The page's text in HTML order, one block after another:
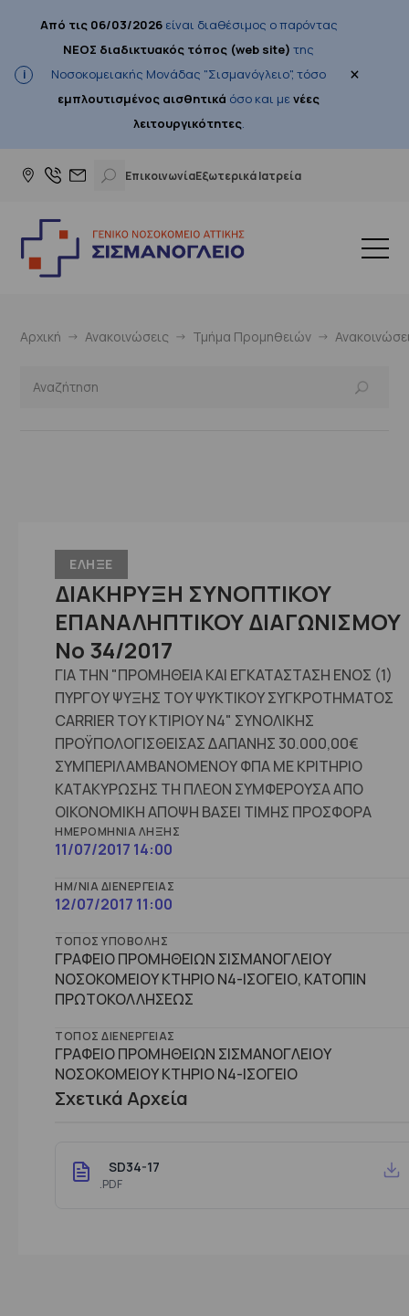
Από τις 06/03/2026είναι διαθέσιμος ο παρόντας
ΝΕΟΣ διαδικτυακός τόπος (web site) της
Νοσοκομειακής Μονάδας "Σισμανόγλειο", τόσο
εμπλουτισμένος αισθητικά όσο και μενέες
λειτουργικότητες.
×
ΕπικοινωνίαΕξωτερικά Ιατρεία
Αρχική Ανακοινώσεις Τμήμα Προμηθειών
ΕΛΗΞΕ
ΔΙΑΚΗΡΥΞΗ ΣΥΝΟΠΤΙΚΟΥ
ΕΠΑΝΑΛΗΠΤΙΚΟΥ ΔΙΑΓΩΝΙΣΜΟΥ
Νο 34/2017
ΓΙΑ ΤΗΝ "ΠΡΟΜΗΘΕΙΑ ΚΑΙ ΕΓΚΑΤΑΣΤΑΣΗ ΕΝΟΣ (1)
ΠΥΡΓΟΥ ΨΥΞΗΣ ΤΟΥ ΨΥΚΤΙΚΟΥ ΣΥΓΚΡΟΤΗΜΑΤΟΣ
CARRIER ΤΟΥ ΚΤΙΡΙΟΥ Ν4" ΣΥΝΟΛΙΚΗΣ
ΠΡΟΫΠΟΛΟΓΙΣΘΕΙΣΑΣ ΔΑΠΑΝΗΣ 30.000,00€
ΣΥΜΠΕΡΙΛΑΜΒΑΝΟΜΕΝΟΥ ΦΠΑ ΜΕ ΚΡΙΤΗΡΙΟ
ΚΑΤΑΚΥΡΩΣΗΣ ΤΗ ΠΛΕΟΝ ΣΥΜΦΕΡΟΥΣΑ ΑΠΟ
ΟΙΚΟΝΟΜΙΚΗ ΑΠΟΨΗ ΒΑΣΕΙ ΤΙΜΗΣ ΠΡΟΣΦΟΡΑ
ΗΜΕΡΟΜΗΝΊΑ ΛΉΞΗΣ
11/07/2017 14:00
ΗΜ/ΝΊΑ ΔΙΕΝΈΡΓΕΙΑΣ
12/07/2017 11:00
ΤΌΠΟΣ ΥΠΟΒΟΛΉΣ
ΓΡΑΦΕΙΟ ΠΡΟΜΗΘΕΙΩΝ ΣΙΣΜΑΝΟΓΛΕΙΟΥ
ΝΟΣΟΚΟΜΕΙΟΥ ΚΤΗΡΙΟ Ν4-ΙΣΟΓΕΙΟ, ΚΑΤΟΠΙΝ
ΠΡΩΤΟΚΟΛΛΗΣΕΩΣ
ΤΌΠΟΣ ΔΙΕΝΈΡΓΕΙΑΣ
ΓΡΑΦΕΙΟ ΠΡΟΜΗΘΕΙΩΝ ΣΙΣΜΑΝΟΓΛΕΙΟΥ
ΝΟΣΟΚΟΜΕΙΟΥ ΚΤHΡΙΟ Ν4-ΙΣΟΓΕΙΟ
Σχετικά Αρχεία
SD34-17
.PDF